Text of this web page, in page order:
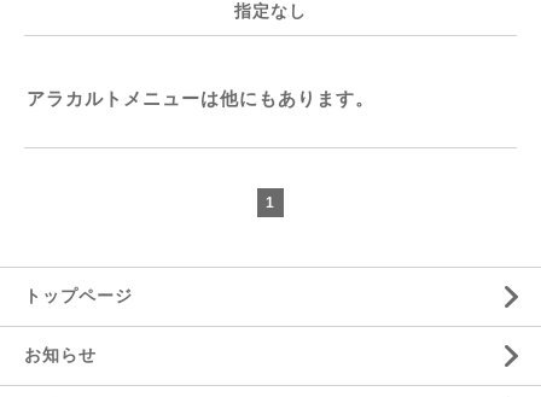
指定なし
アラカルトメニューは他にもあります。
1
トップページ
お知らせ